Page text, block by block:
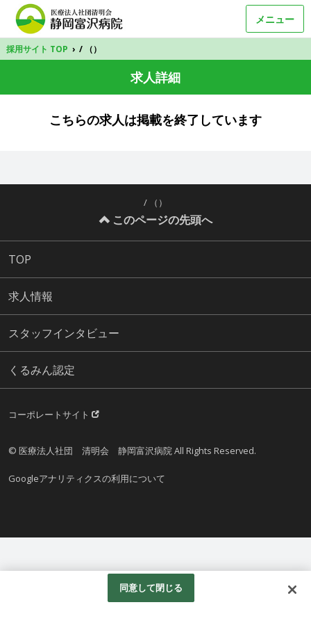
メニュー
採用サイト TOP › / （）
求人詳細
こちらの求人は掲載を終了しています
/ （）
このページの先頭へ
TOP
求人情報
スタッフインタビュー
くるみん認定
コーポレートサイト
© 医療法人社団 清明会 静岡富沢病院 All Rights Reserved.
Googleアナリティクスの利用について
同意して閉じる